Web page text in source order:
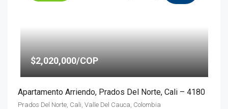
$2,020,000/COP
Apartamento Arriendo, Prados Del Norte, Cali – 4180
Prados Del Norte, Cali, Valle Del Cauca, Colombia